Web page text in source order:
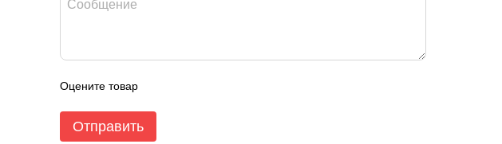
Оцените товар
Отправить